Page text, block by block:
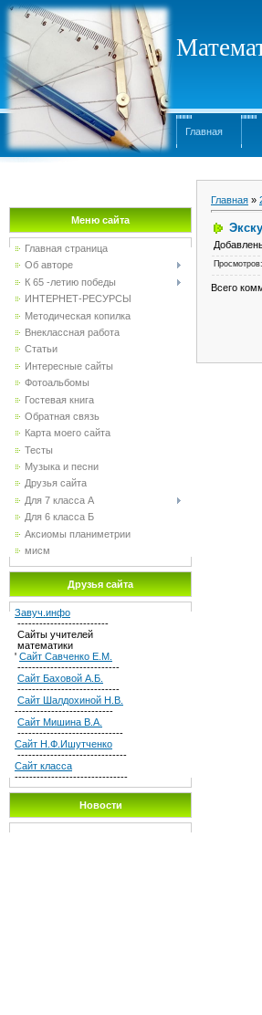
Главная
Меню сайта
Главная страница
Об авторе
К 65 -летию победы
ИНТЕРНЕТ-РЕСУРСЫ
Методическая копилка
Внеклассная работа
Статьи
Интересные сайты
Фотоальбомы
Гостевая книга
Обратная связь
Карта моего сайта
Тесты
Музыка и песни
Друзья сайта
Для 7 класса А
Для 6 класса Б
Аксиомы планиметрии
мисм
Друзья сайта
Завуч.инфо
-------------------------
Сайты учителей
математики
' Сайт Савченко Е.М.
----------------------------
Сайт Баховой А.Б.
----------------------------
Сайт Шалдохиной Н.В.
---------------------------
Сайт Мишина В.А.
-----------------------------
Сайт Н.Ф.Ишутченко
------------------------------
Сайт класса
-------------------------------
Новости
Главная »
Просмотров
Всего